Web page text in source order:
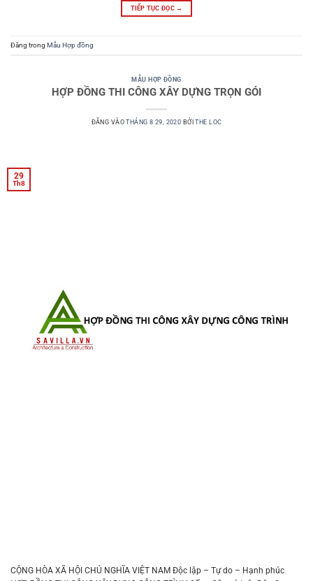
TIẾP TỤC ĐỌC →
Đăng trong Mẫu Hợp đồng
MẪU HỢP ĐỒNG
HỢP ĐỒNG THI CÔNG XÂY DỰNG TRỌN GÓI
ĐĂNG VÀOTHÁNG 8 29, 2020 BỞITHE LOC
29
Th8
CỘNG HÒA XÃ HỘI CHỦ NGHĨA VIỆT NAM Độc lập – Tự do – Hạnh phúc